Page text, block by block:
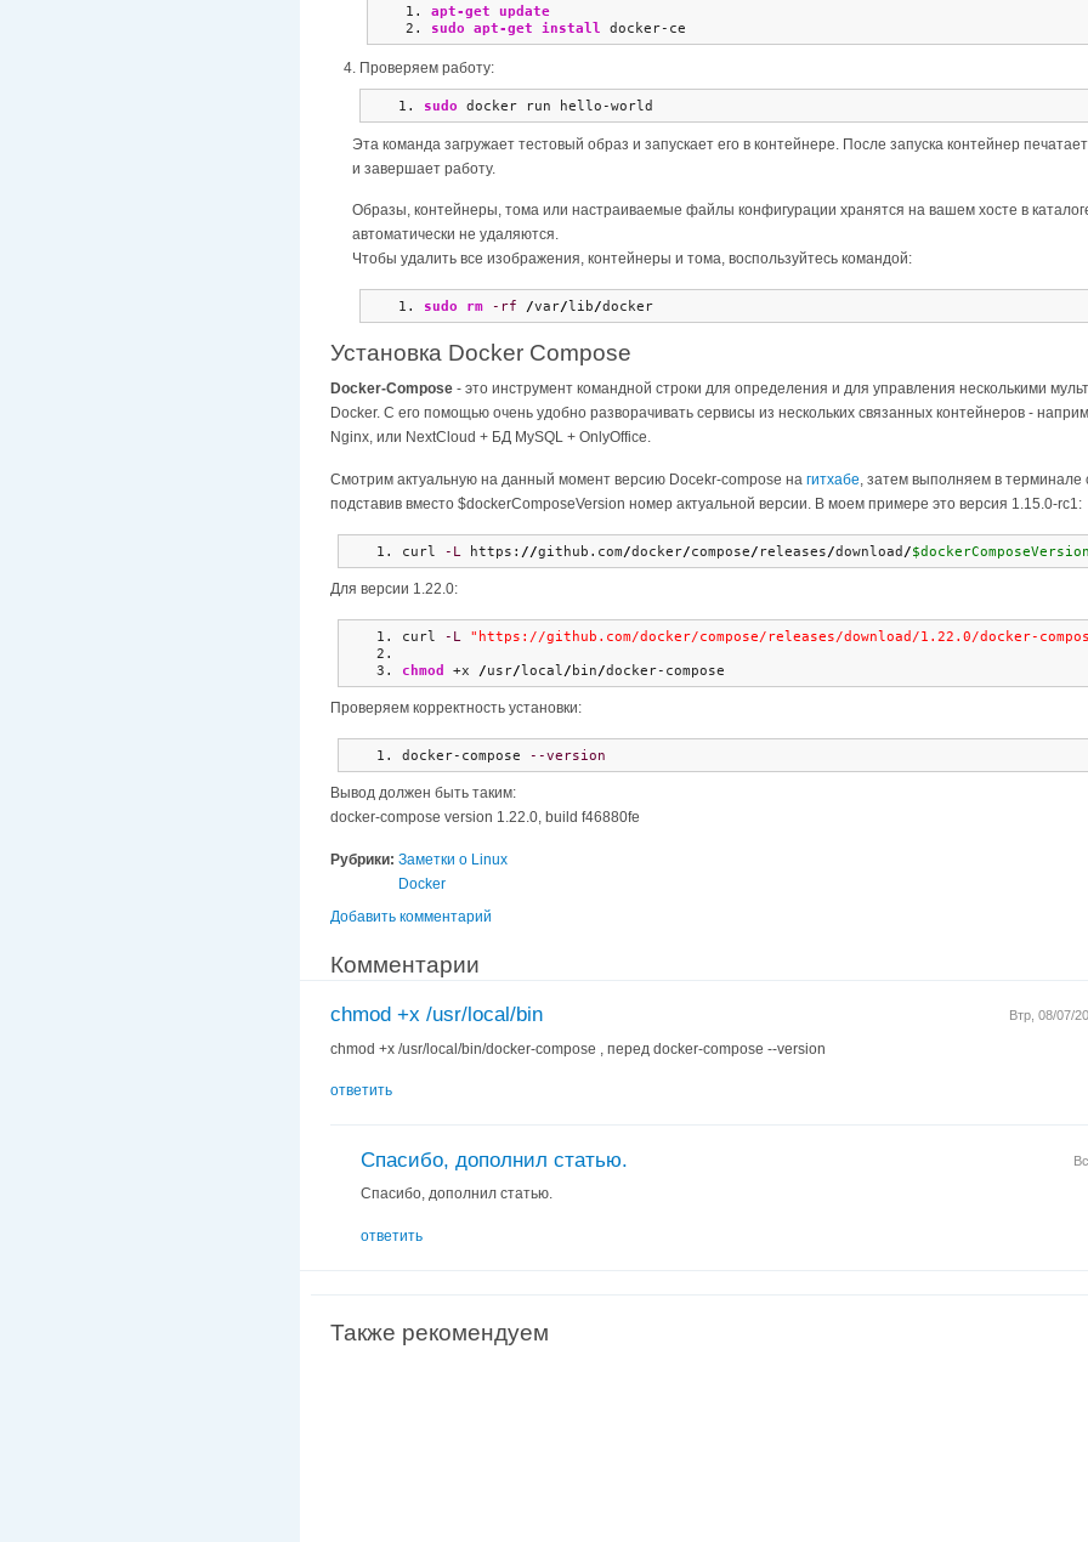
apt-get update
sudo apt-get install docker-ce
Проверяем работу:
sudo docker run hello-world
Эта команда загружает тестовый образ и запускает его в контейнере. После запуска контейнер
и завершает работу.
Образы, контейнеры, тома или настраиваемые файлы конфигурации хранятся на вашем хосте в
автоматически не удаляются.
Чтобы удалить все изображения, контейнеры и тома, воспользуйтесь командой:
sudo rm -rf /var/lib/docker
Установка Docker Compose
Docker-Compose - это инструмент командной строки для определения и для управления несколькими
Docker. С его помощью очень удобно разворачивать сервисы из нескольких связанных контейнеров -
Nginx, или NextCloud + БД MySQL + OnlyOffice.
Смотрим актуальную на данный момент версию Docekr-compose на гитхабе, затем выполняем в
подставив вместо $dockerComposeVersion номер актуальной версии. В моем примере это версия 1.15.0-rc1:
curl -L https: //github.com/docker/compose/ releases/download/$dockerComposeVersion
Для версии 1.22.0:
curl -L "https://github.com/docker/compose/releases/download/1.22.0/docker-
chmod +x /usr/local /bin/docker-compose
Проверяем корректность установки:
docker-compose --version
Вывод должен быть таким:
docker-compose version 1.22.0, build f46880fe
Рубрики: Заметки о Linux
Docker
Добавить комментарий
Комментарии
Втр, 08/07/
chmod +x /usr/local/bin
chmod +x /usr/local/bin/docker-compose , перед docker-compose --version
ответить
Спасибо, дополнил статью.
Спасибо, дополнил статью.
ответить
Также рекомендуем